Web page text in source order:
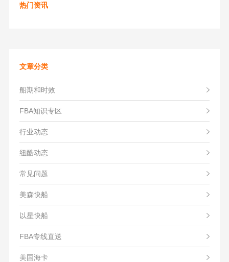
热门资讯
文章分类
船期和时效
FBA知识专区
行业动态
纽酷动态
常见问题
美森快船
以星快船
FBA专线直送
美国海卡